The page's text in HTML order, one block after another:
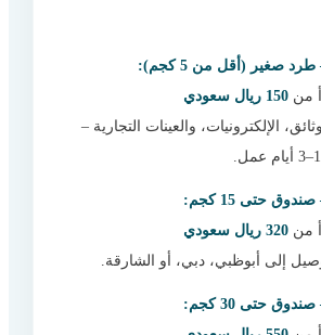
صغير (أقل من 5 كجم):
من 150 ريال سعودي
الإلكترونيات، والعينات التجارية –
حتى 15 كجم:
من 320 ريال سعودي
إلى أبوظبي، دبي، أو الشارقة.
حتى 30 كجم: